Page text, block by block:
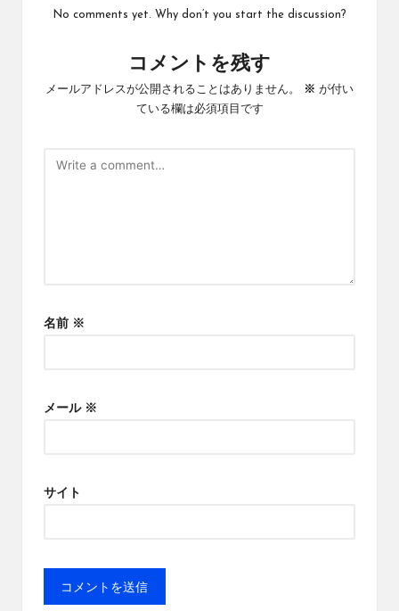
No comments yet. Why don’t you start the discussion?
コメントを残す
メールアドレスが公開されることはありません。 ※ が付い
ている欄は必須項目です
名前 ※
メール ※
サイト